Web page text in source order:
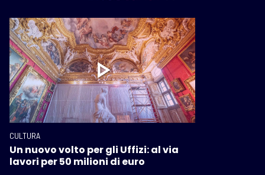
CULTURA
Un nuovo volto per gli Uffizi: al via
lavori per 50 milioni di euro